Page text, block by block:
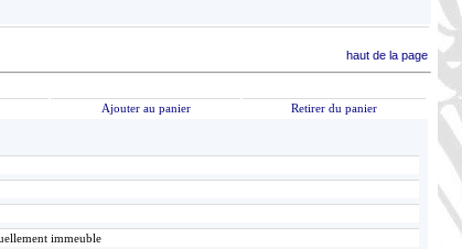
haut de la page
Ajouter au panier Retirer du panier
immeuble